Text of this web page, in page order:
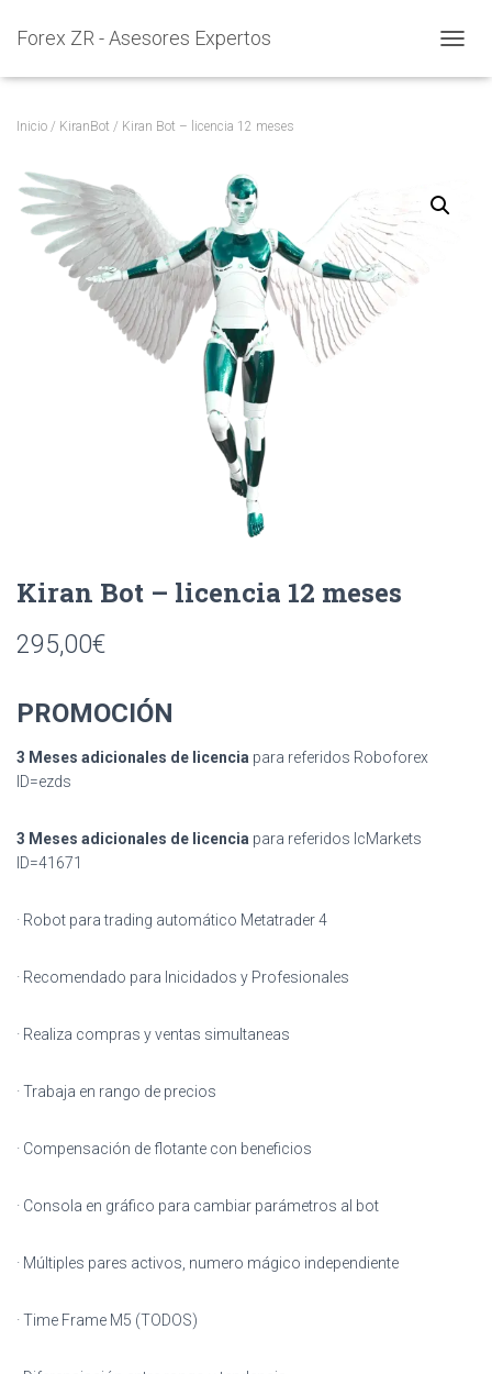
Forex ZR - Asesores Expertos
A
Inicio / KiranBot / Kiran Bot – licencia 12 meses
Kiran Bot – licencia 12 meses
295,00€
PROMOCIÓN
3 Meses adicionales de licencia para referidos Roboforex
ID=ezds
3 Meses adicionales de licencia para referidos IcMarkets
ID=41671
· Robot para trading automático Metatrader 4
· Recomendado para Inicidados y Profesionales
· Realiza compras y ventas simultaneas
· Trabaja en rango de precios
· Compensación de flotante con beneficios
· Consola en gráfico para cambiar parámetros al bot
· Múltiples pares activos, numero mágico independiente
· Time Frame M5 (TODOS)